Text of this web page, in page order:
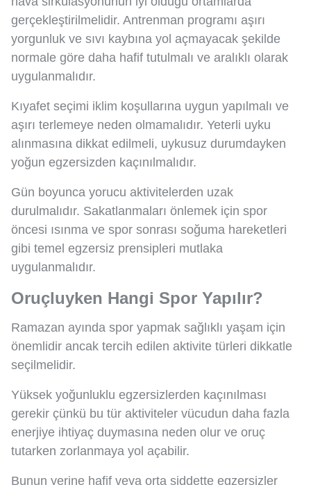
gerçekleştirilmelidir. Antrenman programı aşırı
yorgunluk ve sıvı kaybına yol açmayacak şekilde
normale göre daha hafif tutulmalı ve aralıklı olarak
uygulanmalıdır.
Kıyafet seçimi iklim koşullarına uygun yapılmalı ve
aşırı terlemeye neden olmamalıdır. Yeterli uyku
alınmasına dikkat edilmeli, uykusuz durumdayken
yoğun egzersizden kaçınılmalıdır.
Gün boyunca yorucu aktivitelerden uzak
durulmalıdır. Sakatlanmaları önlemek için spor
öncesi ısınma ve spor sonrası soğuma hareketleri
gibi temel egzersiz prensipleri mutlaka
uygulanmalıdır.
Oruçluyken Hangi Spor Yapılır?
Ramazan ayında spor yapmak sağlıklı yaşam için
önemlidir ancak tercih edilen aktivite türleri dikkatle
seçilmelidir.
Yüksek yoğunluklu egzersizlerden kaçınılması
gerekir çünkü bu tür aktiviteler vücudun daha fazla
enerjiye ihtiyaç duymasına neden olur ve oruç
tutarken zorlanmaya yol açabilir.
Bunun yerine hafif veya orta şiddette egzersizler